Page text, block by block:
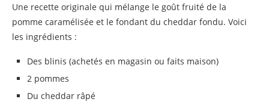
Une recette originale qui mélange le goût fruité de la
pomme caramélisée et le fondant du cheddar fondu. Voici
les ingrédients :
Des blinis (achetés en magasin ou faits maison)
2 pommes
Du cheddar râpé